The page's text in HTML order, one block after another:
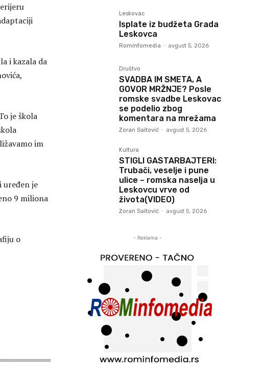
i kazala da
je škola
im
uređen je
9 miliona
o
Leskovac
Isplate iz budžeta Grada
Leskovca
Rominfomedia - avgust 5, 2026
Društvo
SVADBA IM SMETA, A
GOVOR MRŽNJE? Posle
romske svadbe Leskovac
se podelio zbog
komentara na mrežama
Zoran Saitović - avgust 5, 2026
Kultura
STIGLI GASTARBAJTERI:
Trubači, veselje i pune
ulice – romska naselja u
Leskovcu vrve od
života(VIDEO)
Zoran Saitović - avgust 5, 2026
- Reklama -